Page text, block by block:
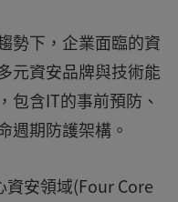
勢下，企業面臨的資
元資安品牌與技術能
包含IT的事前預防、
週期防護架構。
資安領域(Four Core